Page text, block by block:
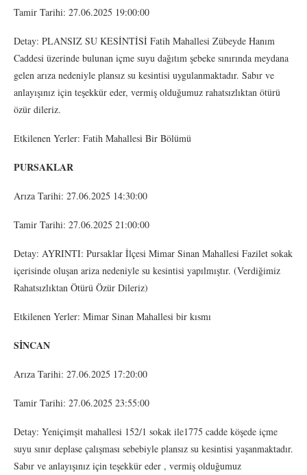
Tamir Tarihi: 27.06.2025 19:00:00
Detay: PLANSIZ SU KESİNTİSİ Fatih Mahallesi Zübeyde Hanım
Caddesi üzerinde bulunan içme suyu dağıtım şebeke sınırında meydana
gelen arıza nedeniyle plansız su kesintisi uygulanmaktadır. Sabır ve
anlayışınız için teşekkür eder, vermiş olduğumuz rahatsızlıktan ötürü
özür dileriz.
Etkilenen Yerler: Fatih Mahallesi Bir Bölümü
PURSAKLAR
Arıza Tarihi: 27.06.2025 14:30:00
Tamir Tarihi: 27.06.2025 21:00:00
Detay: AYRINTI: Pursaklar İlçesi Mimar Sinan Mahallesi Fazilet sokak
içerisinde oluşan ariza nedeniyle su kesintisi yapılmıştır. (Verdiğimiz
Rahatsızlıktan Ötürü Özür Dileriz)
Etkilenen Yerler: Mimar Sinan Mahallesi bir kısmı
SİNCAN
Arıza Tarihi: 27.06.2025 17:20:00
Tamir Tarihi: 27.06.2025 23:55:00
Detay: Yeniçimşit mahallesi 152/1 sokak ile1775 cadde köşede içme
suyu sınır deplase çalışması sebebiyle plansız su kesintisi yaşanmaktadır.
Sabır ve anlayışınız için teşekkür eder , vermiş olduğumuz